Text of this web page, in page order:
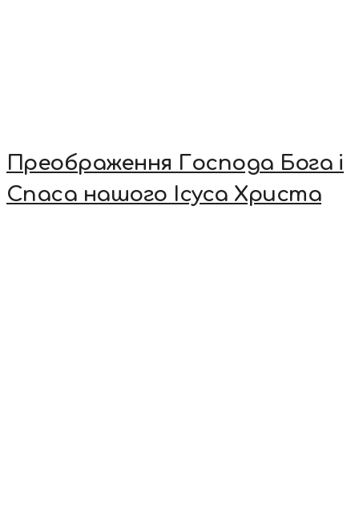
Преображення Господа Бога і
Спаса нашого Ісуса Христа